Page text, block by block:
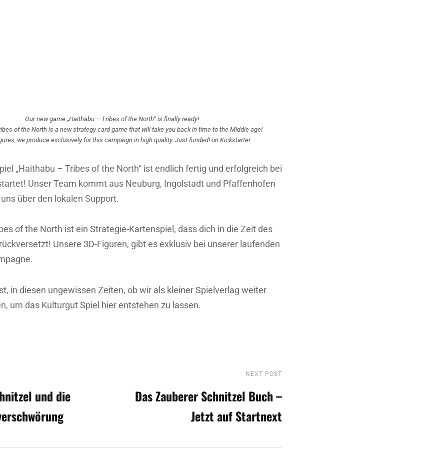
Our new game „Haithabu – Tribes of the North“ is finally ready!
of the North is a new strategy card game that will take you back in time to the Middle age!
we produce exclusively for this campaign in high quality. Just funded! on Kickstarter
„Haithabu – Tribes of the North“ ist endlich fertig und erfolgreich bei
Unser Team kommt aus Neuburg, Ingolstadt und Pfaffenhofen
über den lokalen Support.
of the North ist ein Strategie-Kartenspiel, dass dich in die Zeit des
Unsere 3D-Figuren, gibt es exklusiv bei unserer laufenden
in diesen ungewissen Zeiten, ob wir als kleiner Spielverlag weiter
um das Kulturgut Spiel hier entstehen zu lassen.
und die
NEXT POST
Das Zauberer Schnitzel Buch –
Jetzt auf Startnext